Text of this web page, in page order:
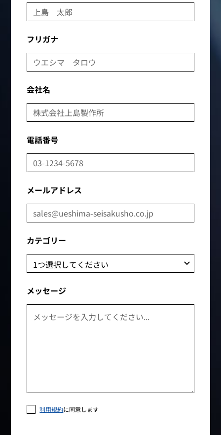
フリガナ
会社名
電話番号
メールアドレス
カテゴリー
メッセージ
利用規約に同意します